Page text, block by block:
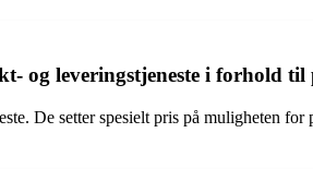
og leveringstjeneste i forhold
De setter spesielt pris på muligheten